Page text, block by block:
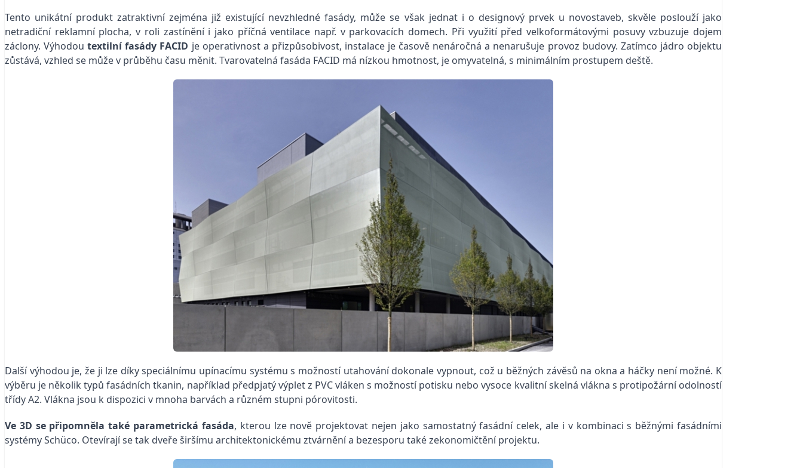
Tento unikátní produkt zatraktivní zejména již existující nevzhledné fasády, může se však jednat i o designový prvek u novostaveb, skvěle poslouží jako
netradiční reklamní plocha, v roli zastínění i jako příčná ventilace např. v parkovacích domech. Při využití před velkoformátovými posuvy vzbuzuje dojem
záclony. Výhodoutextilní fasády FACID je operativnost a přizpůsobivost, instalace je časově nenáročná a nenarušuje provoz budovy. Zatímco jádro objektu
zůstává, vzhled se může v průběhu času měnit. Tvarovatelná fasáda FACID má nízkou hmotnost, je omyvatelná, s minimálním prostupem deště.
Další výhodou je, že ji lze díky speciálnímu upínacímu systému s možností utahování dokonale vypnout, což u běžných závěsů na okna a háčky není možné. K
výběru je několik typů fasádních tkanin, například předpjatý výplet z PVC vláken s možností potisku nebo vysoce kvalitní skelná vlákna s protipožární odolností
třídy A2. Vlákna jsou k dispozici v mnoha barvách a různém stupni pórovitosti.
Ve 3D se připomněla také parametrická fasáda, kterou lze nově projektovat nejen jako samostatný fasádní celek, ale i v kombinaci s běžnými fasádními
systémy Schüco. Otevírají se tak dveře širšímu architektonickému ztvárnění a bezesporu také zekonomičtění projektu.